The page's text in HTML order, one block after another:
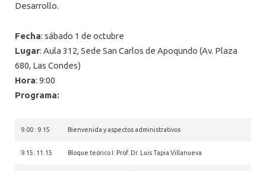
Desarrollo.
Fecha: sábado 1 de octubre
Lugar: Aula 312, Sede San Carlos de Apoqundo (Av. Plaza
680, Las Condes)
Hora: 9:00
Programa:
9.00 : 9.15 Bienvenida y aspectos administrativos
9.15: 11.15 Bloque teórico I: Prof. Dr. Luis Tapia Villanueva